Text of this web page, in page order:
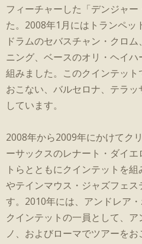
フィーチャーした「デンジャ
た。2008年1月にはトランペッ
ドラムのセバスチャン・クロ
ニング、ベースのオリ・ヘイ
組みました。このクインテッ
おこない、バルセロナ、テラ
しています。
2008年から2009年にかけてク
ーサックスのレナート・ダイ
トらとともにクインテットを組
やテインマウス・ジャズフェス
す。2010年には、アンドレア
クインテットの一員として、
ノ、およびローマでツアーを